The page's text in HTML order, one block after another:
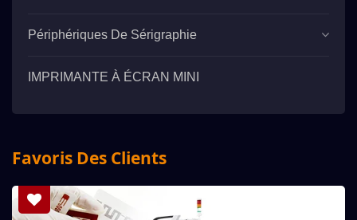
Périphériques De Sérigraphie
IMPRIMANTE À ÉCRAN MINI
Favoris Des Clients